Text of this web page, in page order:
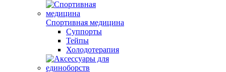
Спортивная медицина
Суппорты
Тейпы
Холодотерапия